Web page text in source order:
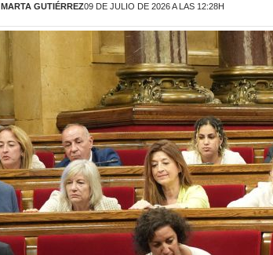
MARTA GUTIÉRREZ09 DE JULIO DE 2026 A LAS 12:28H